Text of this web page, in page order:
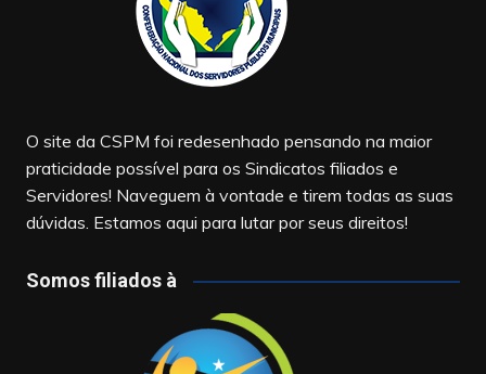
O site da CSPM foi redesenhado pensando na maior
praticidade possível para os Sindicatos filiados e
Servidores! Naveguem à vontade e tirem todas as suas
dúvidas. Estamos aqui para lutar por seus direitos!
Somos filiados à